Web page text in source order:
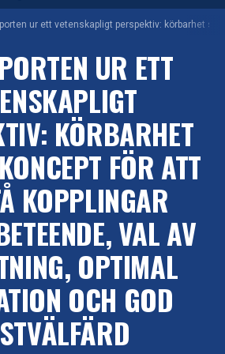
ur ett vetenskapligt perspektiv: körbarhet
UR ETT
KÖRBARHET
FÖR ATT
KOPPLINGAR
VAL AV
OPTIMAL
OCH GOD